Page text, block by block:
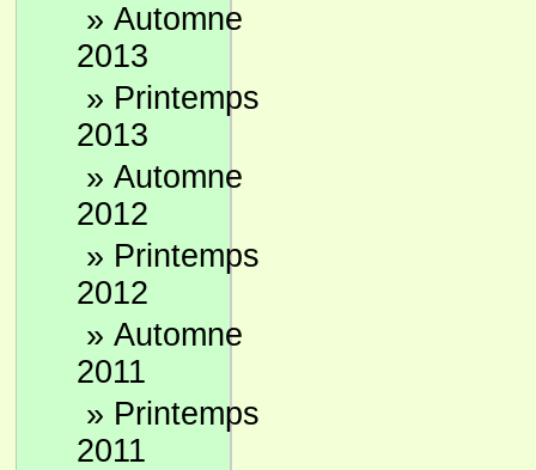
» Automne
2013
» Printemps
2013
» Automne
2012
» Printemps
2012
» Automne
2011
» Printemps
2011